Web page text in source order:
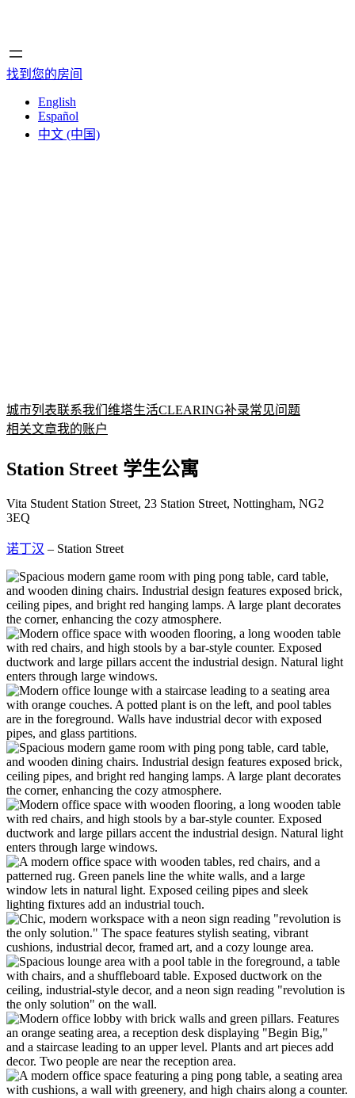
找到您的房间
English
Español
中文 (中国)
城市列表联系我们 维塔生活CLEARING补录常见问题
相关文章我的账户
Station Street 学生公寓
Vita Student Station Street, 23 Station Street, Nottingham, NG2
3EQ
诺丁汉 – Station Street